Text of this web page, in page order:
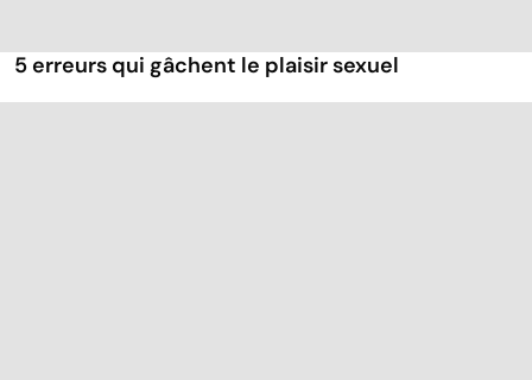
5 erreurs qui gâchent le plaisir sexuel